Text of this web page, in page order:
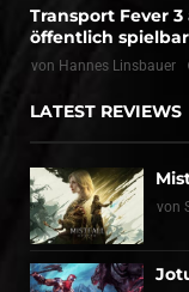
Transport Fever
öffentlich spielbar
von Hannes Linsbauer
LATEST REVIEWS
von